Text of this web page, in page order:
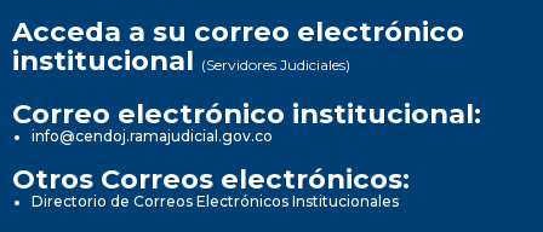
Acceda a su correo electrónico
institucional (Servidores Judiciales)
Correo electrónico institucional:
info@cendoj.ramajudicial.gov.co
Otros Correos electrónicos:
Directorio de Correos Electrónicos Institucionales